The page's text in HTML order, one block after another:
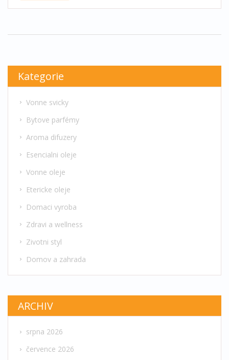
Kategorie
Vonne svicky
Bytove parfémy
Aroma difuzery
Esencialni oleje
Vonne oleje
Etericke oleje
Domaci vyroba
Zdravi a wellness
Zivotni styl
Domov a zahrada
ARCHIV
srpna 2026
července 2026